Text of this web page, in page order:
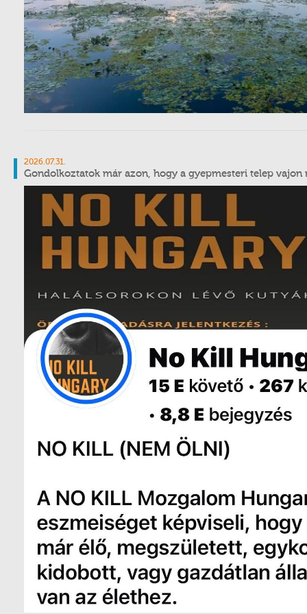
2026.07.31.
Gondolkoztatok már azon, hogy a gyepmesteri telep vajon